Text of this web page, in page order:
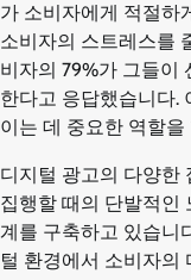
가 소비자에게 적절하
소비자의 스트레스를
비자의 79%가 그들이
한다고 응답했습니다.
이는 데 중요한 역할
디지털 광고의 다양한
집행할 때의 단발적인
계를 구축하고 있습니
털 환경에서 소비자의